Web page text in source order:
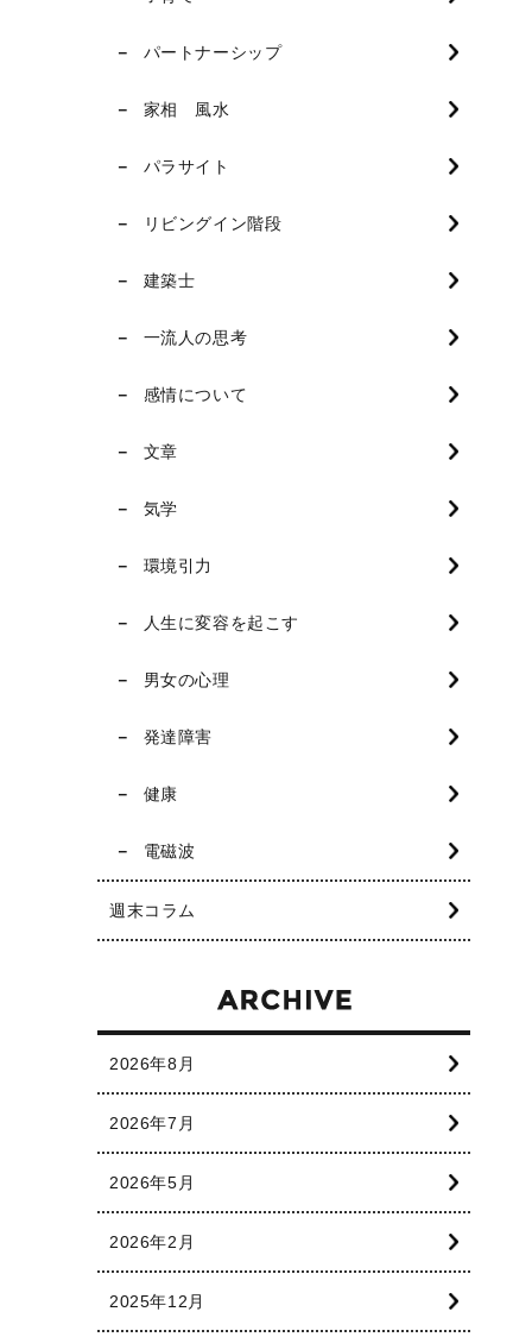
パートナーシップ
家相 風水
パラサイト
リビングイン階段
建築士
一流人の思考
感情について
文章
気学
環境引力
人生に変容を起こす
男女の心理
発達障害
健康
電磁波
週末コラム
2026年8月
2026年7月
2026年5月
2026年2月
2025年12月